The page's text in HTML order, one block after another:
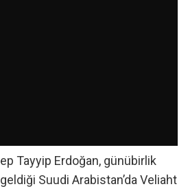
Tayyip Erdoğan, günübirlik
Suudi Arabistan’da Veliaht